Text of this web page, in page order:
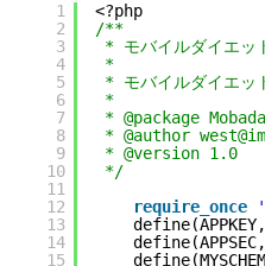
1
2
3
4
5
6
7
8
9
10
11
12
13
14
15
<?php
/**
* モバイルダイエ
*
* モバイルダイエ
*
* @package
* @author
* @version 1.0
*/
require_once